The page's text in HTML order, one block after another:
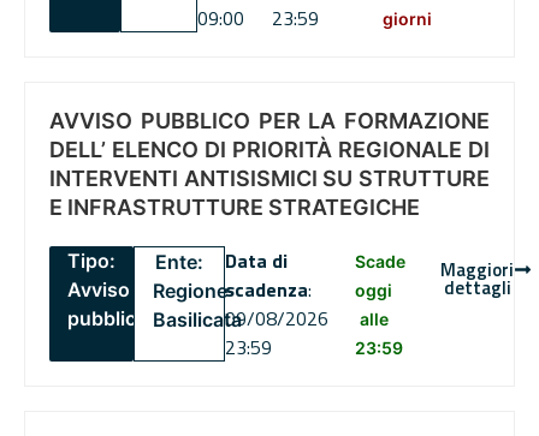
09:00
23:59
giorni
AVVISO PUBBLICO PER LA FORMAZIONE
DELL’ ELENCO DI PRIORITÀ REGIONALE DI
INTERVENTI ANTISISMICI SU STRUTTURE
E INFRASTRUTTURE STRATEGICHE
Tipo:
Avviso
pubblico
Ente:
Regione
Basilicata
Data di
scadenza:
09/08/2026
23:59
Scade
oggi
alle
23:59
Maggiori
dettagli